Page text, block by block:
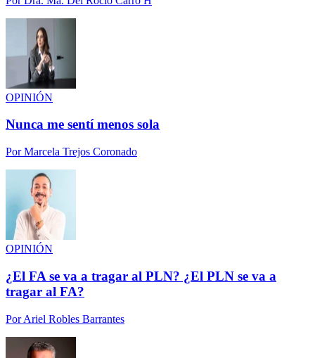
OPINIÓN
Nunca me sentí menos sola
PorMarcela Trejos Coronado
OPINIÓN
¿El FA se va a tragar al PLN? ¿El PLN se va a
tragar al FA?
PorAriel Robles Barrantes